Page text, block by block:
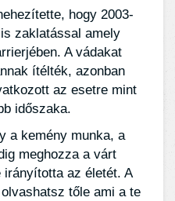
hogy 2003-
zaklatással amely
A vádakat
ítélték, azonban
az esetre mint
időszaka.
a kemény munka, a
meghozza a várt
az életét. A
tőle ami a te